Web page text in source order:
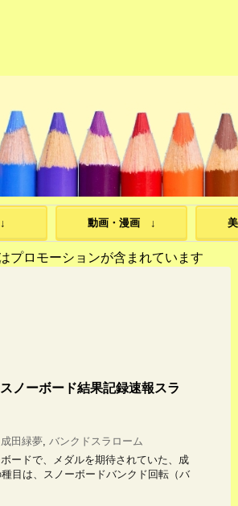
動画・漫画 ↓
プロモーションが含まれています
ノーボード結果記録速報スラ
成田緑夢, バンクドスラローム
ードで、メダルを期待されていた、成
目は、スノーボードバンクド回転（バ